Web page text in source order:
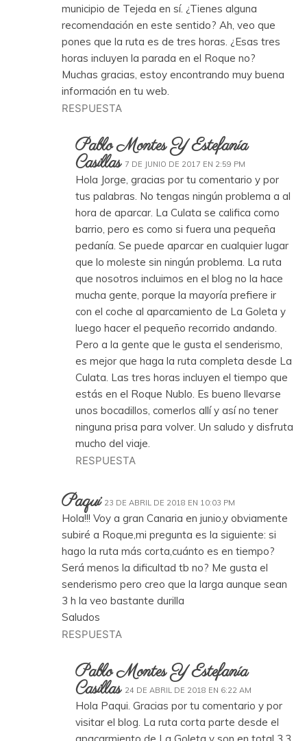
municipio de Tejeda en sí. ¿Tienes alguna
recomendación en este sentido? Ah, veo que
pones que la ruta es de tres horas. ¿Esas tres
horas incluyen la parada en el Roque no?
Muchas gracias, estoy encontrando muy buena
información en tu web.
RESPUESTA
Pablo Montes Y Estefanía
Casillas 7 DE JUNIO DE 2017 EN 2:59 PM
Hola Jorge, gracias por tu comentario y por
tus palabras. No tengas ningún problema a al
hora de aparcar. La Culata se califica como
barrio, pero es como si fuera una pequeña
pedanía. Se puede aparcar en cualquier lugar
que lo moleste sin ningún problema. La ruta
que nosotros incluimos en el blog no la hace
mucha gente, porque la mayoría prefiere ir
con el coche al aparcamiento de La Goleta y
luego hacer el pequeño recorrido andando.
Pero a la gente que le gusta el senderismo,
es mejor que haga la ruta completa desde La
Culata. Las tres horas incluyen el tiempo que
estás en el Roque Nublo. Es bueno llevarse
unos bocadillos, comerlos allí y así no tener
ninguna prisa para volver. Un saludo y disfruta
mucho del viaje.
RESPUESTA
Paqui 23 DE ABRIL DE 2018 EN 10:03 PM
Hola!!! Voy a gran Canaria en junio,y obviamente
subiré a Roque,mi pregunta es la siguiente: si
hago la ruta más corta,cuánto es en tiempo?
Será menos la dificultad tb no? Me gusta el
senderismo pero creo que la larga aunque sean
3 h la veo bastante durilla
Saludos
RESPUESTA
Pablo Montes Y Estefanía
Casillas 24 DE ABRIL DE 2018 EN 6:22 AM
Hola Paqui. Gracias por tu comentario y por
visitar el blog. La ruta corta parte desde el